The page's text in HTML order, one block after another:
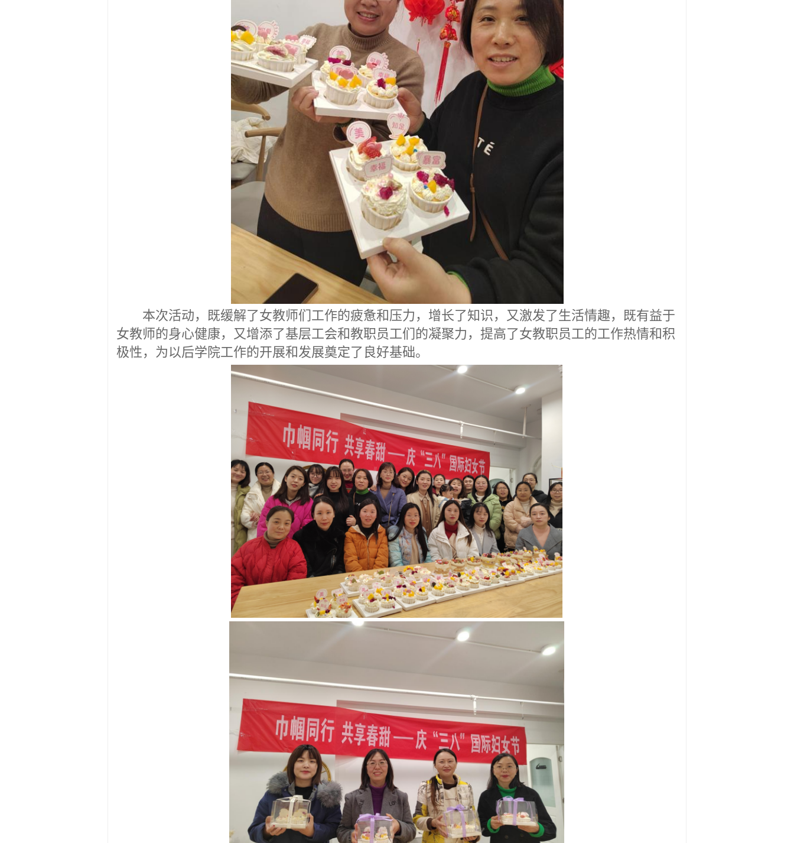
活动，既缓解了女教师们工作的疲惫和压力，增长了知识，又
女教师的身心健康，又增添了基层工会和教职员工们的凝聚力，提高了女教职员工的工作热情和积
极性，为以后学院工作的开展和发展奠定了良好基础。